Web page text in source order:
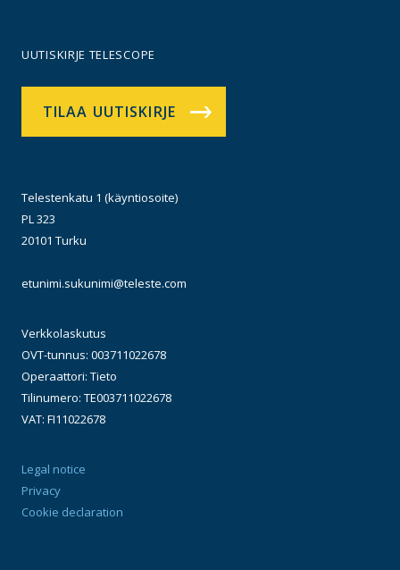
UUTISKIRJE TELESCOPE
TILAA UUTISKIRJE
Telestenkatu 1 (käyntiosoite)
PL 323
20101 Turku
etunimi.sukunimi@teleste.com
Verkkolaskutus
OVT-tunnus: 003711022678
Operaattori: Tieto
Tilinumero: TE003711022678
VAT: FI11022678
Legal notice
Privacy
Cookie declaration